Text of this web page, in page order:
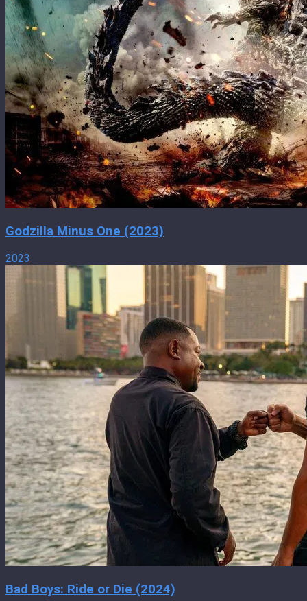
Godzilla Minus One (2023)
2023
Bad Boys: Ride or Die (2024)